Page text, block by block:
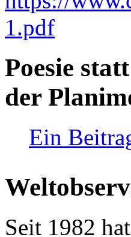
1.pdf
Poesie
der
Ein
Seit 1982